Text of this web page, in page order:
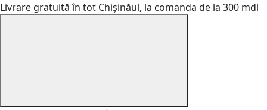
Livrare gratuită în tot Chișinăul, la comanda de la 300 mdl